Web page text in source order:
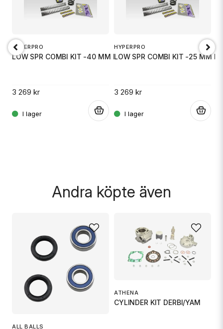
Mejladress
Ja, ni får publicera min fråga
HYPERPRO
LOW SPR COMBI KIT -40 MM HONDA
3 269 kr
HYPERPRO
LOW SPR COMBI KIT -25 MM
3 269 kr
Andra köpte även
ALL BALLS
ATHENA
CYLINDER KIT DERBI/YAM